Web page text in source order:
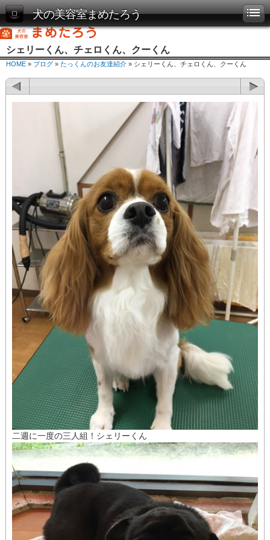
犬の美容室まめたろう
シェリーくん、チェロくん、クーくん
HOME » ブログ » たっくんのお友達紹介 » シェリーくん、チェロくん、クーくん
二週に一度の三人組！シェリーくん